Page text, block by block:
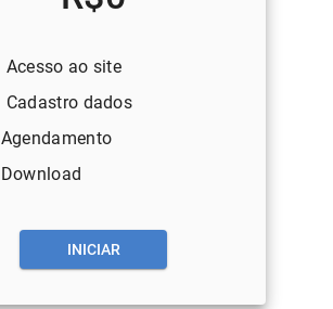
Acesso ao site
Cadastro dados
Agendamento
Download
INICIAR